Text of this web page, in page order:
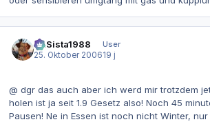
LiLSista1988
User
25. Oktober 200619 j
@ dgr das auch aber ich werd mir trotzdem
holen ist ja seit 1.9 Gesetz also! Noch 45
Pausen! Ne in Essen ist noch nicht Winter,